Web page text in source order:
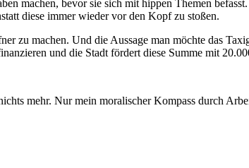
machen, bevor sie sich mit hippen Themen
diese immer wieder vor den Kopf zu stoßen.
zu machen. Und die Aussage man möchte das
und die Stadt fördert diese Summe mit
mehr. Nur mein moralischer Kompass durch